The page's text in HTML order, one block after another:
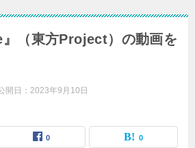
』（東方Project）の動画を
開日： 2023年9月10日
0 0